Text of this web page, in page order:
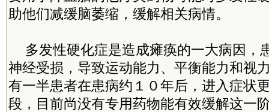
助他们减缓脑萎缩，缓解相关病情。
多发性硬化症是造成瘫痪的一大病因，
神经受损，导致运动能力、平衡能力和视
有一半患者在患病约１０年后，进入症状
段，目前尚没有专用药物能有效缓解这一